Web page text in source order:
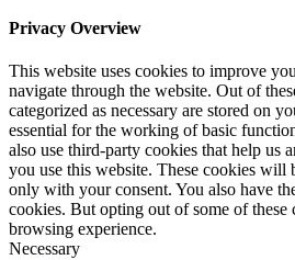
Privacy Overview
This website uses cookies to improve
navigate through the website. Out of
categorized as necessary are stored on
essential for the working of basic
also use third-party cookies that help us
you use this website. These cookies will
only with your consent. You also have
cookies. But opting out of some of these
browsing experience.
Necessary